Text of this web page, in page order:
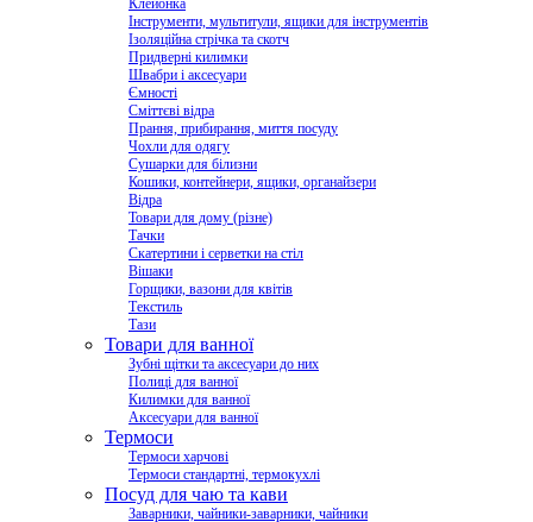
Клейонка
Інструменти, мультитули, ящики для інструментів
Ізоляційна стрічка та скотч
Придверні килимки
Швабри і аксесуари
Ємності
Сміттєві відра
Прання, прибирання, миття посуду
Чохли для одягу
Сушарки для білизни
Кошики, контейнери, ящики, органайзери
Відра
Товари для дому (різне)
Тачки
Скатертини і серветки на стіл
Вішаки
Горщики, вазони для квітів
Текстиль
Тази
Товари для ванної
Зубні щітки та аксесуари до них
Полиці для ванної
Килимки для ванної
Аксесуари для ванної
Термоси
Термоси харчові
Термоси стандартні, термокухлі
Посуд для чаю та кави
Заварники, чайники-заварники, чайники